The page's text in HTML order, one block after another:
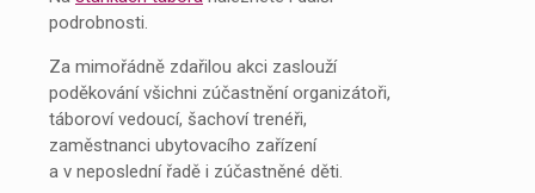
podrobnosti.
Za mimořádně zdařilou akci zaslouží
poděkování všichni zúčastnění organizátoři,
táboroví vedoucí, šachoví trenéři,
zaměstnanci ubytovacího zařízení
a v neposlední řadě i zúčastněné děti.